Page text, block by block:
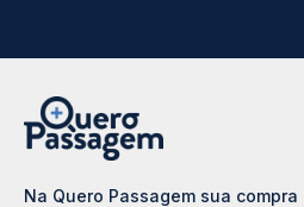
Na Quero Passagem sua